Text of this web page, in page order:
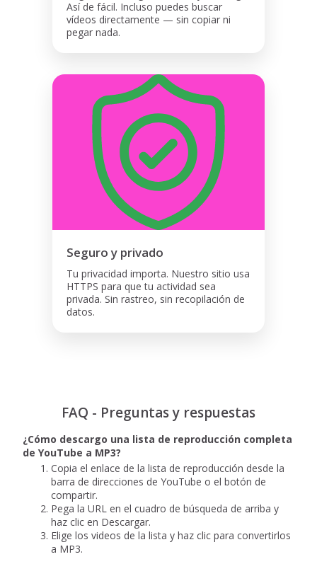
Así de fácil. Incluso puedes buscar
vídeos directamente — sin copiar ni
pegar nada.
Seguro y privado
Tu privacidad importa. Nuestro sitio usa
HTTPS para que tu actividad sea
privada. Sin rastreo, sin recopilación de
datos.
FAQ - Preguntas y respuestas
¿Cómo descargo una lista de reproducción completa
de YouTube a MP3?
Copia el enlace de la lista de reproducción desde la
barra de direcciones de YouTube o el botón de
compartir.
Pega la URL en el cuadro de búsqueda de arriba y
haz clic en Descargar.
Elige los videos de la lista y haz clic para convertirlos
a MP3.